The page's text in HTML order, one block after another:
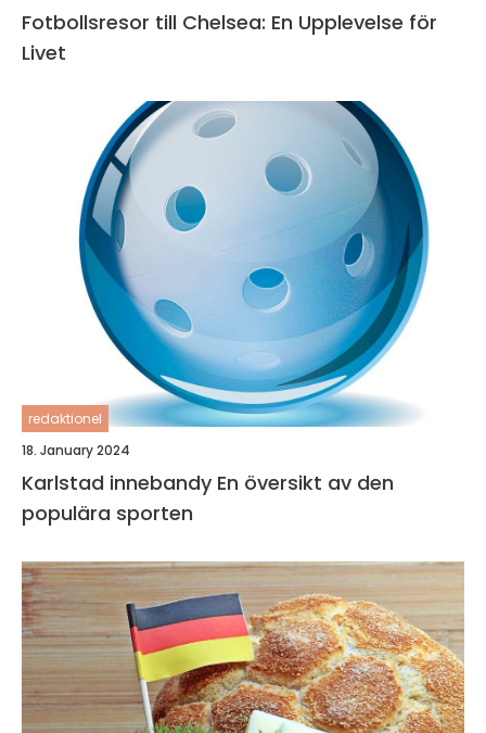
Fotbollsresor till Chelsea: En Upplevelse för
Livet
redaktionel
18. January 2024
Karlstad innebandy En översikt av den
populära sporten